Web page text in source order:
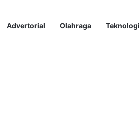
Advertorial Olahraga Teknologi